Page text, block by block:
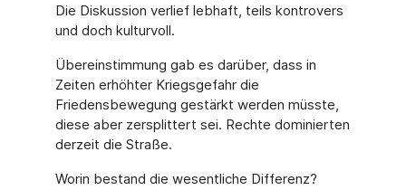
Die Diskussion verlief lebhaft, teils kontrovers
und doch kulturvoll.
Übereinstimmung gab es darüber, dass in
Zeiten erhöhter Kriegsgefahr die
Friedensbewe­gung gestärkt werden müsste,
diese aber zersplittert sei. Rechte dominierten
derzeit die Straße.
Worin bestand die wesentliche Differenz?